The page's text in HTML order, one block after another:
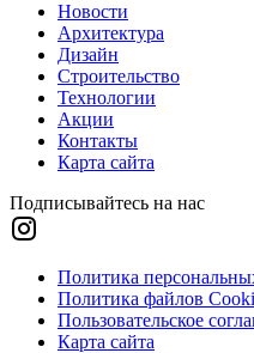
Новости
Архитектура
Дизайн
Строительство
Технологии
Акции
Контакты
Карта сайта
Подписывайтесь на нас
Политика
Политика файлов
Пользовательское
Карта сайта